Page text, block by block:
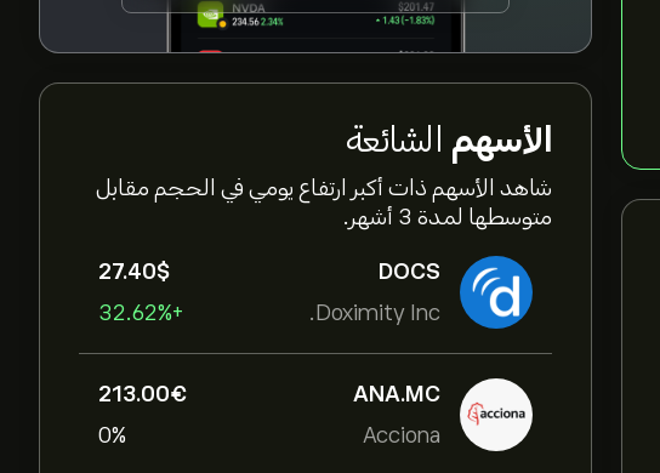
الأسهم الشائعة
شاهد الأسهم ذات أكبر ارتفاع يومي في الحجم مقابل
متوسطها لمدة 3 أشهر.
DOCS
Doximity Inc.
27.40‎$‎
+32.62%
ANA.MC
Acciona
213.00‎€‎
0%